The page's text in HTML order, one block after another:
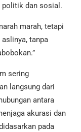
politik dan sosial.
marah, tetapi
tanpa
sering
langsung dari
antara
akurasi dan
pada